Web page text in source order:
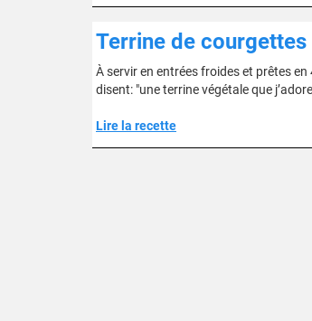
Terrine de
À servir en entrées froides et prêtes
disent: "une terrine végétale que
Lire la recette